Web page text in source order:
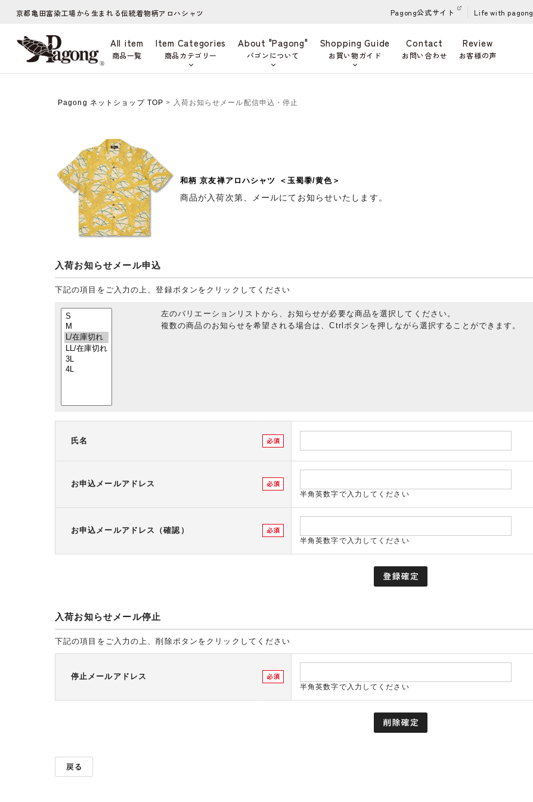
京都亀田富染工場から生まれる伝統着物柄アロハシャツ Pagong公式サイト Life with pagong
All item
商品一覧
Item Categories
商品カテゴリー
About "Pagong"
パゴンについて
Shopping Guide
お買い物ガイド
Contact
お問い合わせ
Review
お客様の声
Pagong ネットショップ TOP > 入荷お知らせメール配信申込・停止
和柄 京友禅アロハシャツ ＜玉蜀黍/黄色＞
商品が入荷次第、メールにてお知らせいたします。
入荷お知らせメール申込
下記の項目をご入力の上、登録ボタンをクリックしてください
左のバリエーションリストから、お知らせが必要な商品を選択してください。
複数の商品のお知らせを希望される場合は、Ctrlボタンを押しながら選択することができます。
氏名
お申込メールアドレス
半角英数字で入力してください
お申込メールアドレス（確認）
半角英数字で入力してください
入荷お知らせメール停止
下記の項目をご入力の上、削除ボタンをクリックしてください
停止メールアドレス
半角英数字で入力してください